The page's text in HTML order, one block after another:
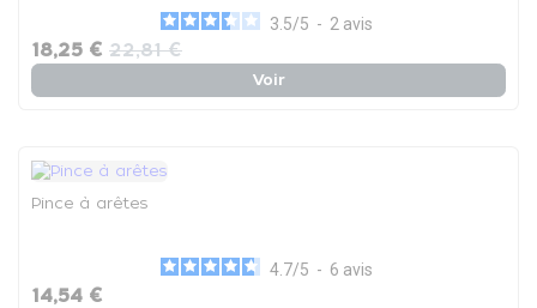
3.5/5 - 2 avis
18,25 € 22,81 €
Voir
Pince à arêtes
4.7/5 - 6 avis
14,54 €